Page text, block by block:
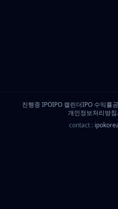
진행중 IPOIPO 캘린더IPO 수익률
개인정보처리방침
contact :